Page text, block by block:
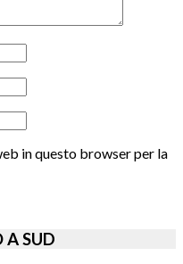
in questo browser per la
A SUD